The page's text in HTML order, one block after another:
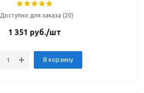
Доступно для заказа (20)
1 351 руб./шт
В корзину